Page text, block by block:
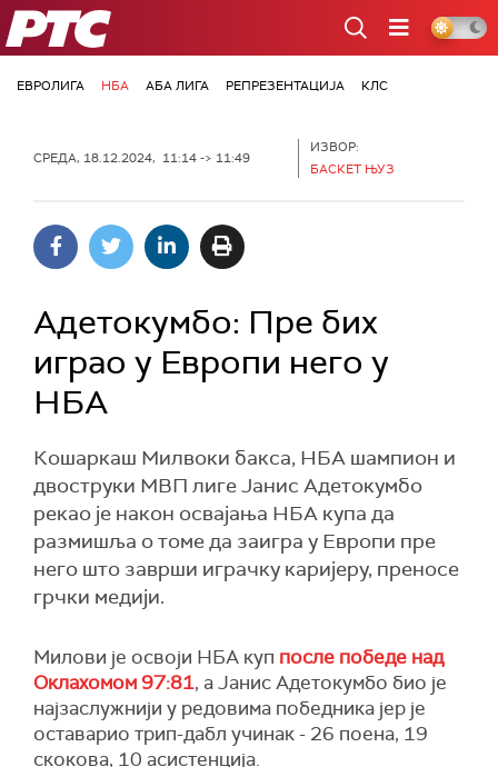
РТС
ЕВРОЛИГА НБА АБА ЛИГА РЕПРЕЗЕНТАЦИЈА КЛС
СРЕДА, 18.12.2024, 11:14 -> 11:49
ИЗВОР:
БАСКЕТ ЊУЗ
Адетокумбо: Пре бих
играо у Европи него у
НБА
Кошаркаш Милвоки бакса, НБА шампион и
двоструки МВП лиге Јанис Адетокумбо
рекао је након освајања НБА купа да
размишља о томе да заигра у Европи пре
него што заврши играчку каријеру, преносе
грчки медији.
Милови је освоји НБА куп после победе над
Оклахомом 97:81, а Јанис Адетокумбо био је
најзаслужнији у редовима победника јер је
оставарио трип-дабл учинак - 26 поена, 19
скокова, 10 асистенција.